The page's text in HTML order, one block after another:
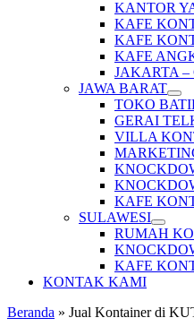
KANTOR
KAFE
KAFE
KAFE
JAKARTA
JAWA BARAT
TOKO
GERAI
VILLA
KAFE
SULAWESI
RUMAH
KAFE
KONTAK KAMI
Beranda » Jual Kontainer di